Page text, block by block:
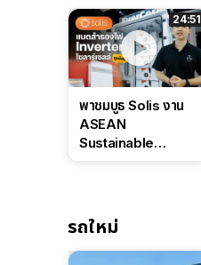
ล่างหนึบ ลุ้นราคา 7
แสนต้น
24:51
พาชมบูธ Solis งาน
ASEAN
Sustainable
IntelliHouse และ
EverCORE โซลูชัน
ESS ครบวงจร
รถใหม่